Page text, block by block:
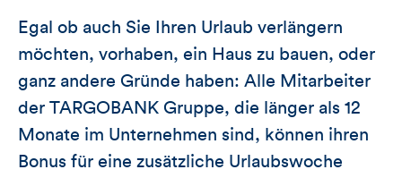
Egal ob auch Sie Ihren Urlaub verlängern
möchten, vorhaben, ein Haus zu bauen, oder
ganz andere Gründe haben: Alle Mitarbeiter
der TARGOBANK Gruppe, die länger als 12
Monate im Unternehmen sind, können ihren
Bonus für eine zusätzliche Urlaubswoche